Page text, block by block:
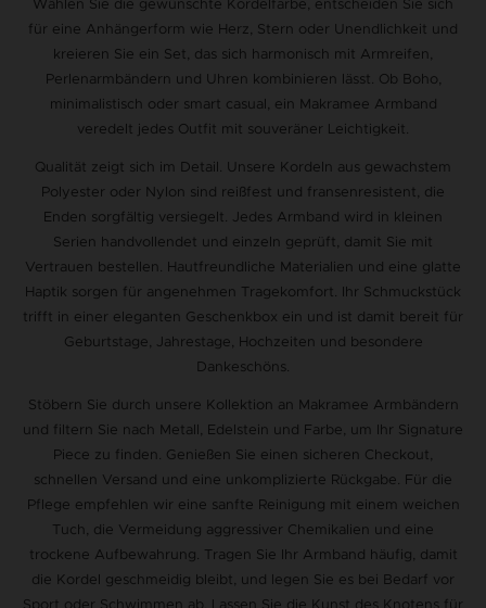
Wählen Sie die gewünschte Kordelfarbe, entscheiden Sie sich
für eine Anhängerform wie Herz, Stern oder Unendlichkeit und
kreieren Sie ein Set, das sich harmonisch mit Armreifen,
Perlenarmbändern und Uhren kombinieren lässt. Ob Boho,
minimalistisch oder smart casual, ein Makramee Armband
veredelt jedes Outfit mit souveräner Leichtigkeit.
Qualität zeigt sich im Detail. Unsere Kordeln aus gewachstem
Polyester oder Nylon sind reißfest und fransenresistent, die
Enden sorgfältig versiegelt. Jedes Armband wird in kleinen
Serien handvollendet und einzeln geprüft, damit Sie mit
Vertrauen bestellen. Hautfreundliche Materialien und eine glatte
Haptik sorgen für angenehmen Tragekomfort. Ihr Schmuckstück
trifft in einer eleganten Geschenkbox ein und ist damit bereit für
Geburtstage, Jahrestage, Hochzeiten und besondere
Dankeschöns.
Stöbern Sie durch unsere Kollektion an Makramee Armbändern
und filtern Sie nach Metall, Edelstein und Farbe, um Ihr Signature
Piece zu finden. Genießen Sie einen sicheren Checkout,
schnellen Versand und eine unkomplizierte Rückgabe. Für die
Pflege empfehlen wir eine sanfte Reinigung mit einem weichen
Tuch, die Vermeidung aggressiver Chemikalien und eine
trockene Aufbewahrung. Tragen Sie Ihr Armband häufig, damit
die Kordel geschmeidig bleibt, und legen Sie es bei Bedarf vor